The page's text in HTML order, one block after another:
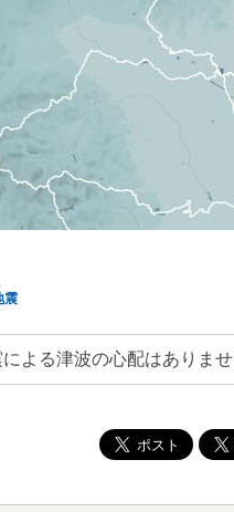
震
よる津波の心配はありませ